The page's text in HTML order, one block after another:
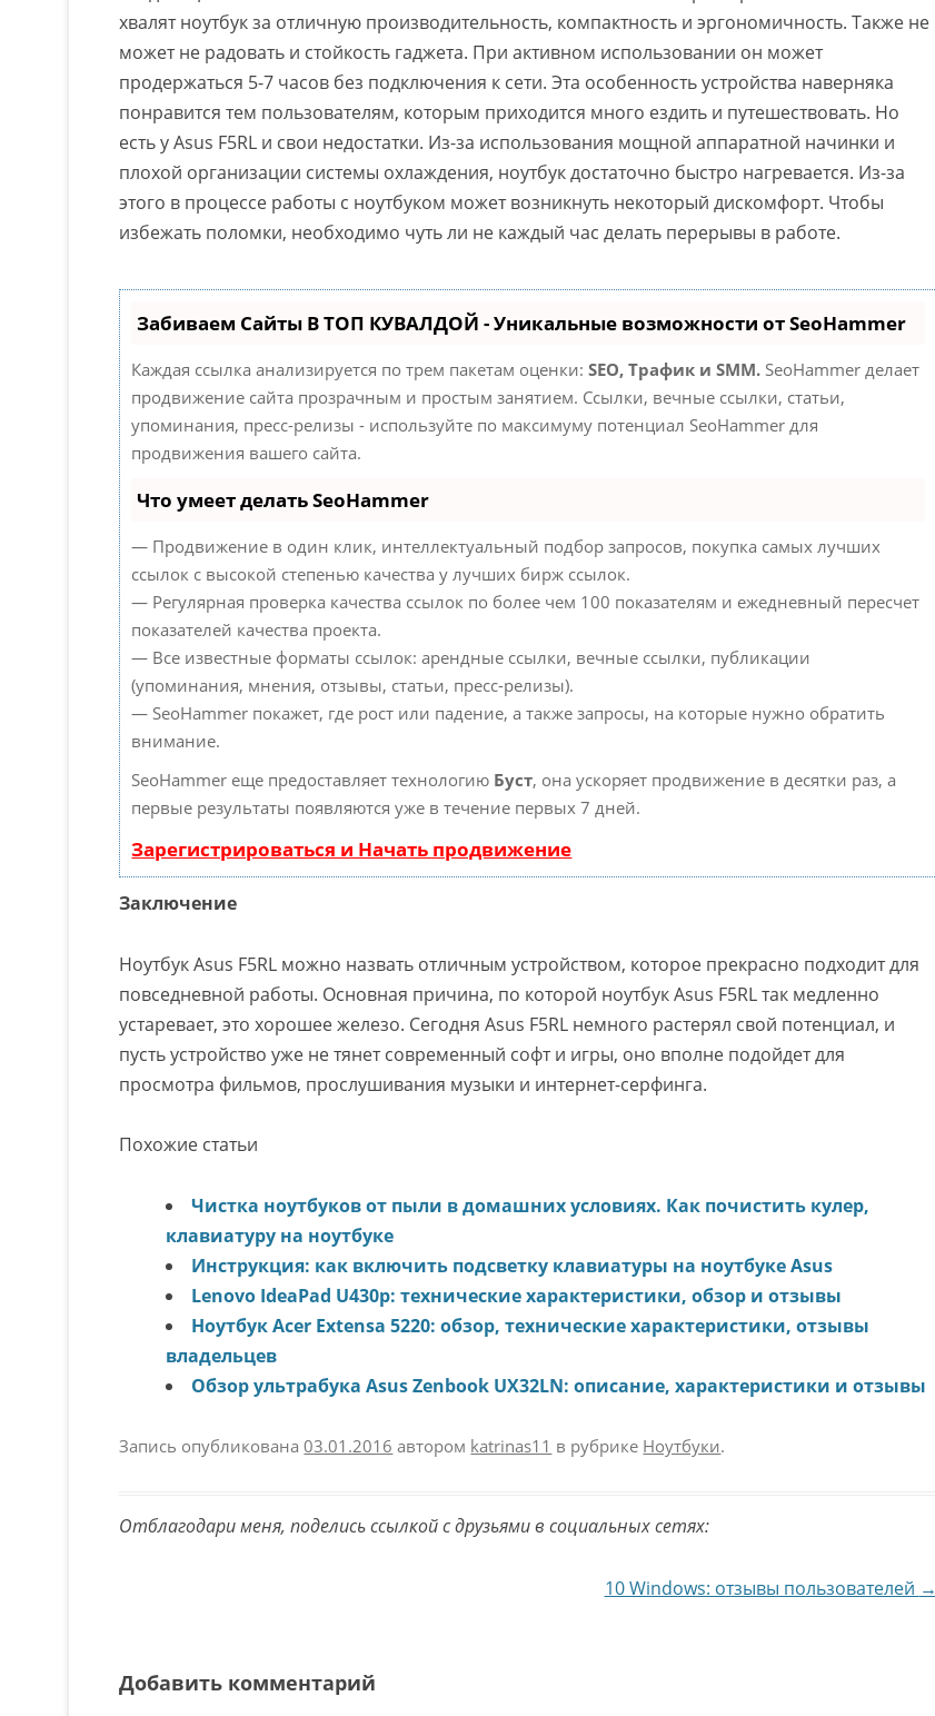
хвалят ноутбук за отличную производительность, компактность и эргономичность. Также не
может не радовать и стойкость гаджета. При активном использовании он может
продержаться 5-7 часов без подключения к сети. Эта особенность устройства наверняка
понравится тем пользователям, которым приходится много ездить и путешествовать. Но
есть у Asus F5RL и свои недостатки. Из-за использования мощной аппаратной начинки и
плохой организации системы охлаждения, ноутбук достаточно быстро нагревается. Из-за
этого в процессе работы с ноутбуком может возникнуть некоторый дискомфорт. Чтобы
избежать поломки, необходимо чуть ли не каждый час делать перерывы в работе.
Забиваем Сайты В ТОП КУВАЛДОЙ - Уникальные возможности от SeoHammer
Каждая ссылка анализируется по трем пакетам оценки:SEO, Трафик и SMM. SeoHammer делает
продвижение сайта прозрачным и простым занятием. Ссылки, вечные ссылки, статьи,
упоминания, пресс-релизы - используйте по максимуму потенциал SeoHammer для
продвижения вашего сайта.
Что умеет делать SeoHammer
— Продвижение в один клик, интеллектуальный подбор запросов, покупка самых лучших
ссылок с высокой степенью качества у лучших бирж ссылок.
— Регулярная проверка качества ссылок по более чем 100 показателям и ежедневный пересчет
показателей качества проекта.
— Все известные форматы ссылок: арендные ссылки, вечные ссылки, публикации
(упоминания, мнения, отзывы, статьи, пресс-релизы).
— SeoHammer покажет, где рост или падение, а также запросы, на которые нужно обратить
внимание.
SeoHammer еще предоставляет технологию Буст, она ускоряет продвижение в десятки раз, а
первые результаты появляются уже в течение первых 7 дней.
Зарегистрироваться и Начать продвижение
Заключение
Ноутбук Asus F5RL можно назвать отличным устройством, которое прекрасно подходит для
повседневной работы. Основная причина, по которой ноутбук Asus F5RL так медленно
устаревает, это хорошее железо. Сегодня Asus F5RL немного растерял свой потенциал, и
пусть устройство уже не тянет современный софт и игры, оно вполне подойдет для
просмотра фильмов, прослушивания музыки и интернет-серфинга.
Похожие статьи
Чистка ноутбуков от пыли в домашних условиях. Как почистить кулер,
клавиатуру на ноутбуке
Инструкция: как включить подсветку клавиатуры на ноутбуке Asus
Lenovo IdeaPad U430p: технические характеристики, обзор и отзывы
Ноутбук Acer Extensa 5220: обзор, технические характеристики, отзывы
владельцев
Обзор ультрабука Asus Zenbook UX32LN: описание, характеристики и отзывы
Запись опубликована03.01.2016 автором katrinas11 в рубрике Ноутбуки.
Отблагодари меня, поделись ссылкой с друзьями в социальных сетях:
10 Windows: отзывы пользователей →
Добавить комментарий